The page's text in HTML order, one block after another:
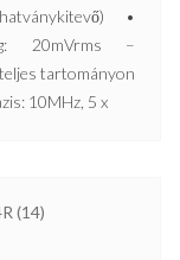
•
20mVrms –
tartományon
10MHz, 5 x
(14)